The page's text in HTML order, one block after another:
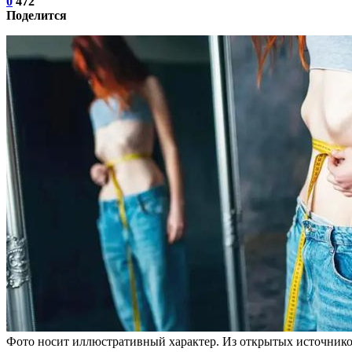
Поделится
Фото носит иллюстративный характер. Из открытых